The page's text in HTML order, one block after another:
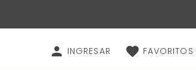
INGRESAR FAVORITOS